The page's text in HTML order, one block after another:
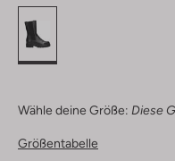
Wähle deine Größe: Diese
Größentabelle